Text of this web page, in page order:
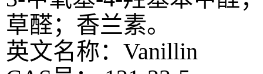
草醛；香兰素。
英文名称：Vanillin